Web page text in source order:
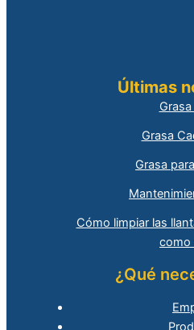
Últimas
Grasa
Grasa
Cómo limpiar las
como
¿Qué